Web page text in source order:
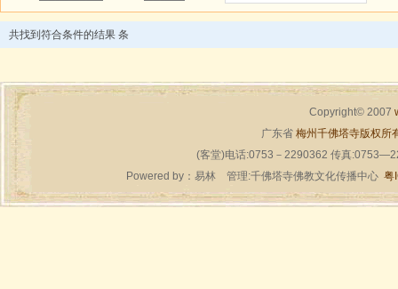
共找到符合条件的结果 条
Copyright© 2007
广东省 梅州千佛塔寺版权所
(客堂)电话:0753－2290362 传真
Powered by： 易林管理:千佛塔寺佛教文化传播中心 粤